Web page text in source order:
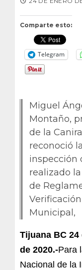
Comparte esto:
Telegram
Miguel
Montaño,
de la
reconoció
inspección
realizado
de
Verificación
Municipal,
Tijuana BC 24
de 2020.-Para
Nacional de la